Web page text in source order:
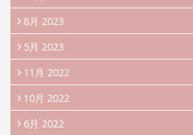
8月 2023
5月 2023
11月 2022
10月 2022
6月 2022